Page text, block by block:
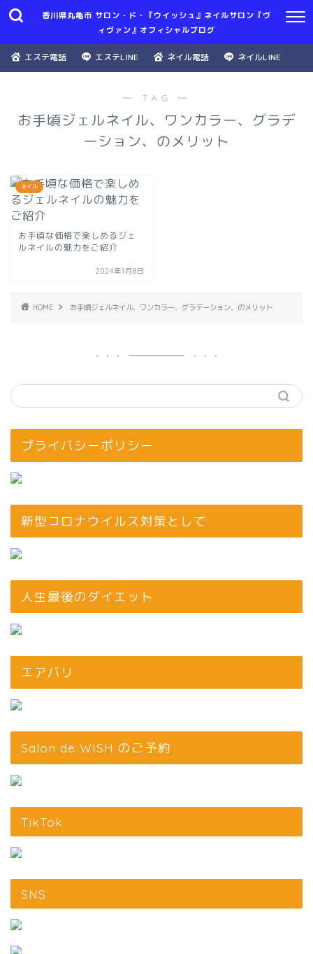
香川県丸亀市 サロン・ド・『ウイッシュ』ネイルサロン『ヴ
ィヴァン』オフィシャルブログ
エステ電話 エステLINE ネイル電話 ネイルLINE
― TAG ―
お手頃ジェルネイル、ワンカラー、グラデ
ーション、のメリット
ネイル
お手頃な価格で楽しめるジェ
ルネイルの魅力をご紹介
2024年1月8日
HOME お手頃ジェルネイル、ワンカラー、グラデーション、のメリット
プライバシーポリシー
新型コロナウイルス対策として
人生最後のダイエット
エアバリ
Salon de WISH のご予約
TikTok
SNS